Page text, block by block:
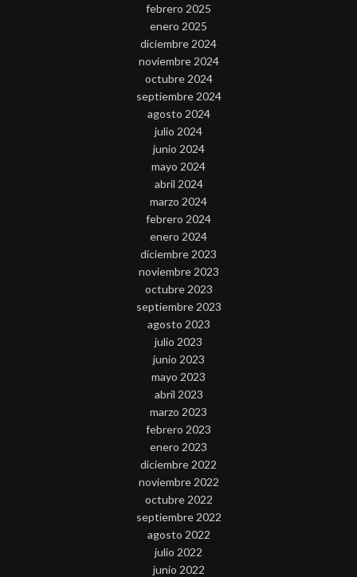
febrero 2025
enero 2025
diciembre 2024
noviembre 2024
octubre 2024
septiembre 2024
agosto 2024
julio 2024
junio 2024
mayo 2024
abril 2024
marzo 2024
febrero 2024
enero 2024
diciembre 2023
noviembre 2023
octubre 2023
septiembre 2023
agosto 2023
julio 2023
junio 2023
mayo 2023
abril 2023
marzo 2023
febrero 2023
enero 2023
diciembre 2022
noviembre 2022
octubre 2022
septiembre 2022
agosto 2022
julio 2022
junio 2022